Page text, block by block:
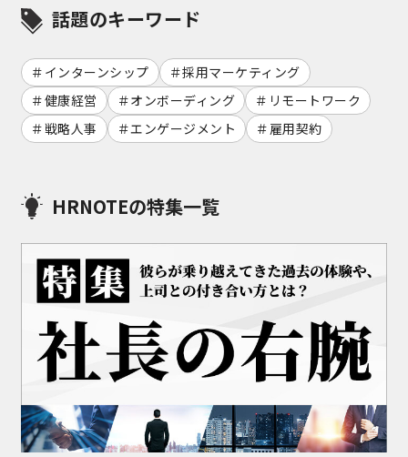
話題のキーワード
インターンシップ
採用マーケティング
健康経営
オンボーディング
リモートワーク
戦略人事
エンゲージメント 雇用契約
HRNOTEの特集一覧